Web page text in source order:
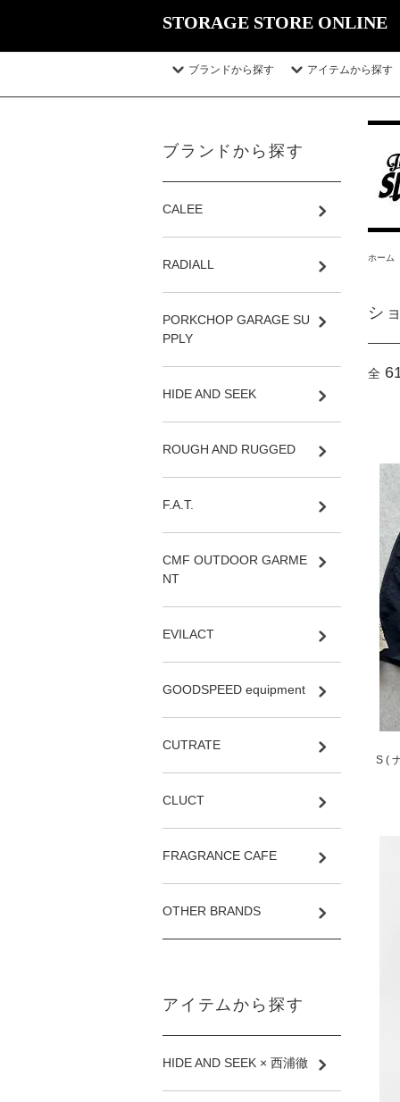
STORAGE STORE ONLINE
ブランドから探す アイテムから探す
ホーム
シ
全
S (
ブランドから探す
CALEE
RADIALL
PORKCHOP GARAGE SU
PPLY
HIDE AND SEEK
ROUGH AND RUGGED
F.A.T.
CMF OUTDOOR GARME
NT
EVILACT
GOODSPEED equipment
CUTRATE
CLUCT
FRAGRANCE CAFE
OTHER BRANDS
アイテムから探す
HIDE AND SEEK × 西浦徹